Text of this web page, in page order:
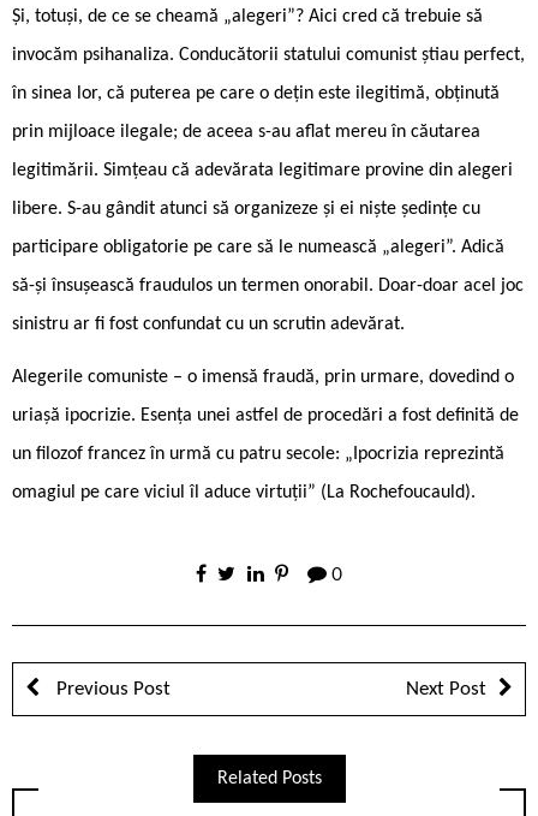
Și, totuși, de ce se cheamă „alegeri”? Aici cred că trebuie să
invocăm psihanaliza. Conducătorii statului comunist știau perfect,
în sinea lor, că puterea pe care o dețin este ilegitimă, obținută
prin mijloace ilegale; de aceea s-au aflat mereu în căutarea
legitimării. Simțeau că adevărata legitimare provine din alegeri
libere. S-au gândit atunci să organizeze și ei niște ședințe cu
participare obligatorie pe care să le numească „alegeri”. Adică
să-și însușească fraudulos un termen onorabil. Doar-doar acel joc
sinistru ar fi fost confundat cu un scrutin adevărat.
Alegerile comuniste – o imensă fraudă, prin urmare, dovedind o
uriașă ipocrizie. Esența unei astfel de procedări a fost definită de
un filozof francez în urmă cu patru secole: „Ipocrizia reprezintă
omagiul pe care viciul îl aduce virtuții” (La Rochefoucauld).
0
Previous Post Next Post
Related Posts